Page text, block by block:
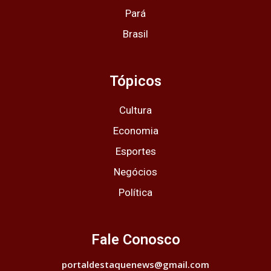
Pará
Brasil
Tópicos
Cultura
Economia
Esportes
Negócios
Política
Fale Conosco
portaldestaquenews@gmail.com